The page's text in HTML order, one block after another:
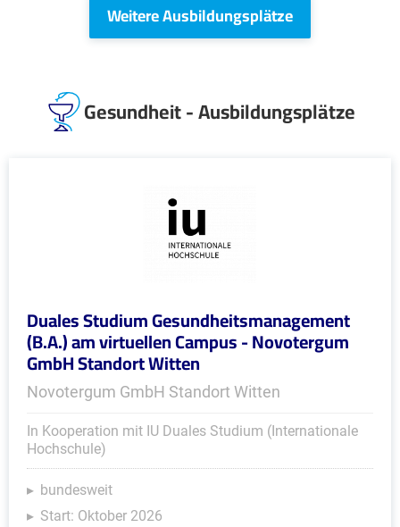
Weitere Ausbildungsplätze
Gesundheit - Ausbildungsplätze
Duales Studium Gesundheitsmanagement
(B.A.) am virtuellen Campus - Novotergum
GmbH Standort Witten
Novotergum GmbH Standort Witten
In Kooperation mit IU Duales Studium (Internationale
Hochschule)
bundesweit
Start: Oktober 2026